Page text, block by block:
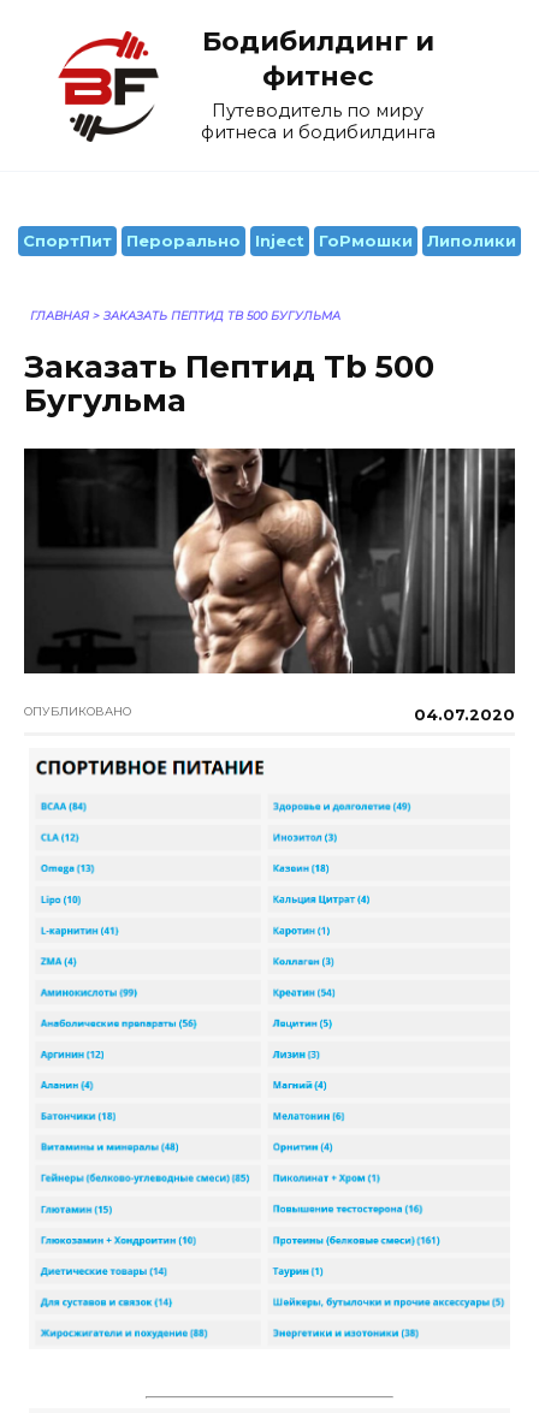
содержанию
Бодибилдинг и
фитнес
Путеводитель по миру
фитнеса и бодибилдинга
СпортПит Перорально Inject ГоРмошки Липолики
ГЛАВНАЯ > ЗАКАЗАТЬ ПЕПТИД TB 500 БУГУЛЬМА
Заказать Пептид Tb 500
Бугульма
ОПУБЛИКОВАНО 04.07.2020